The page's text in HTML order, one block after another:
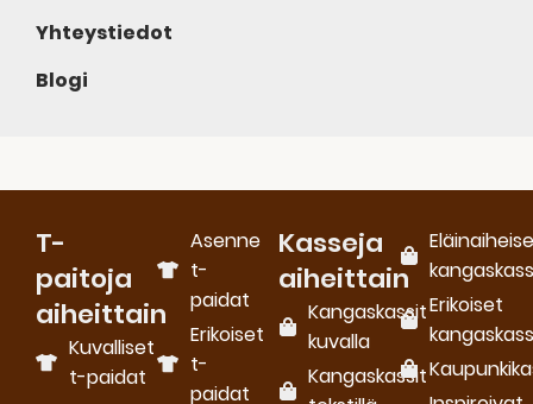
Yhteystiedot
Blogi
T-
paitoja
aiheittain
Kuvalliset
t-paidat
Asenne
t-
paidat
Erikoiset
t-
paidat
Kasseja
aiheittain
Kangaskassit
kuvalla
Kangaskassit
Erikoiset